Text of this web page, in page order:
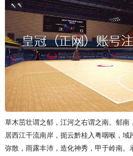
草木茁壮谓之郁，江河之右谓之南。郁南
居西江干流南岸，扼云黔桂入粤咽喉，
弥散，雨露丰沛，造化神秀，甲于岭南。